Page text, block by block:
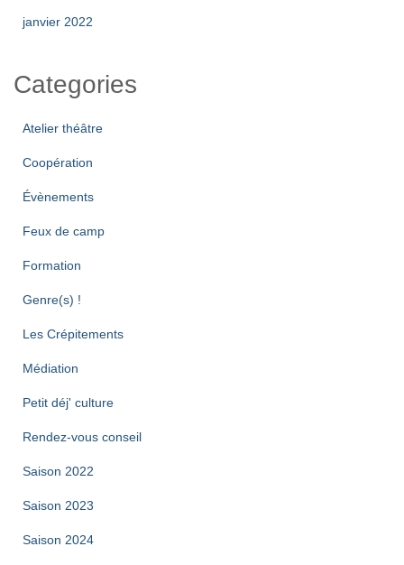
janvier 2022
Categories
Atelier théâtre
Coopération
Évènements
Feux de camp
Formation
Genre(s) !
Les Crépitements
Médiation
Petit déj' culture
Rendez-vous conseil
Saison 2022
Saison 2023
Saison 2024